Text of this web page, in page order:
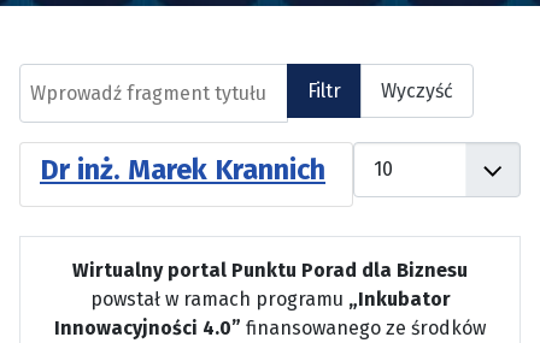
Filtr Wyczyść
Dr inż. Marek Krannich
Wirtualny portal Punktu Porad dla Biznesu
powstał w ramach programu „Inkubator
Innowacyjności 4.0” finansowanego ze środków